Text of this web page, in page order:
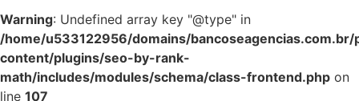
Warning: Undefined array key "@type" in
/home/u533122956/domains/
content/plugins/seo-by-rank-
math/includes/modules/schema/class-frontend.php on
line 107